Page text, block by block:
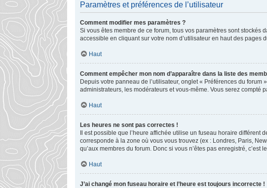
Paramètres et préférences de l’utilisateur
Comment modifier mes paramètres ?
Si vous êtes membre de ce forum, tous vos paramètres sont stockés
accessible en cliquant sur votre nom d’utilisateur en haut des
Haut
Comment empêcher mon nom d’apparaître dans la liste des
Depuis votre panneau de l’utilisateur, onglet « Préférences du forum
administrateurs, les modérateurs et vous-même. Vous serez compté
Haut
Les heures ne sont pas correctes !
Il est possible que l’heure affichée utilise un fuseau horaire
corresponde à la zone où vous vous trouvez (ex : Londres, Paris,
qu’aux membres du forum. Donc si vous n’êtes pas enregistré, c’est
Haut
J’ai changé mon fuseau horaire et l’heure est toujours incorrecte !